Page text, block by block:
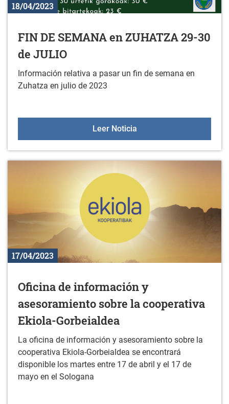
18/04/2023
FIN DE SEMANA en ZUHATZA 29-30
de JULIO
Información relativa a pasar un fin de semana en
Zuhatza en julio de 2023
Leer NoticiaFIN DE SEMANA en
17/04/2023
Oficina de información y
asesoramiento sobre la cooperativa
Ekiola-Gorbeialdea
La oficina de información y asesoramiento sobre la
cooperativa Ekiola-Gorbeialdea se encontrará
disponible los martes entre 17 de abril y el 17 de
mayo en el Sologana